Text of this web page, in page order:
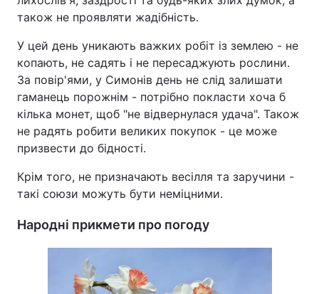
також не проявляти жадібність.
У цей день уникають важких робіт із землею - не
копають, не садять і не пересаджують рослини.
За повір'ями, у Симонів день не слід залишати
гаманець порожнім - потрібно покласти хоча б
кілька монет, щоб "не відвернулася удача". Також
не радять робити великих покупок - це може
призвести до бідності.
Крім того, не призначають весілля та заручини -
такі союзи можуть бути неміцними.
Народні прикмети про погоду